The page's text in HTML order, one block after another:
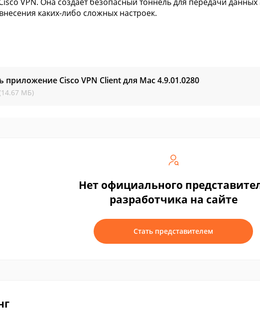
каких-либо сложных настроек.
приложение Cisco VPN Client для Mac4.9.01.0280
МБ)
Нет официального
разработчика на сайте
Стать представителем